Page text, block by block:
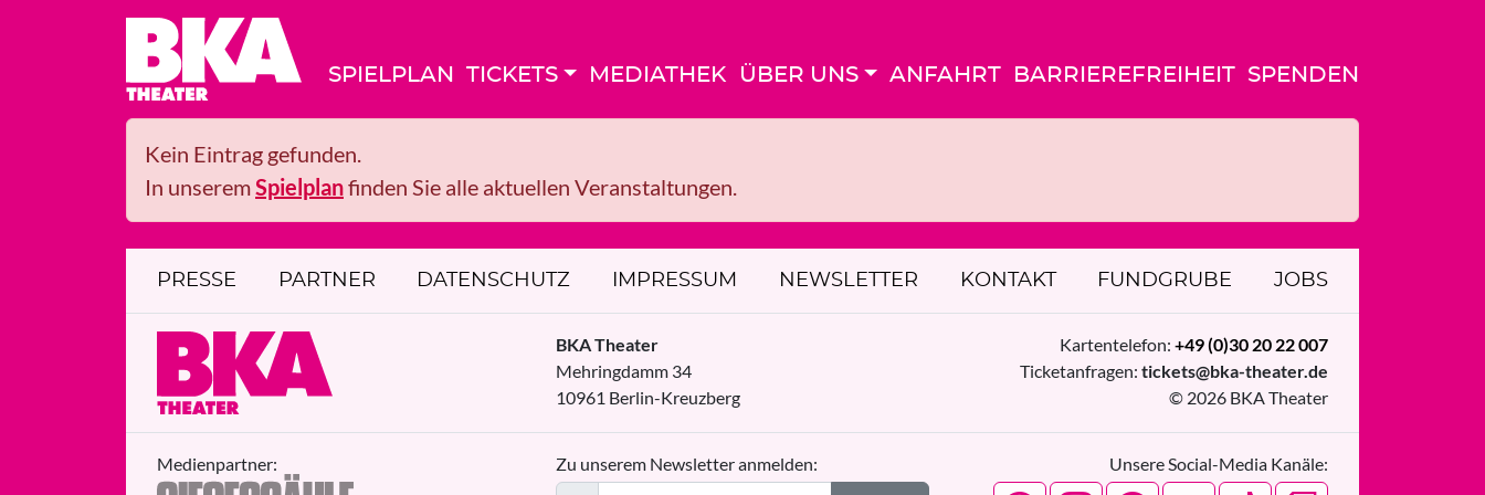
SPIELPLAN TICKETS MEDIATHEK ÜBER UNS ANFAHRT BARRIEREFREIHEIT SPENDEN
Kein Eintrag gefunden.
In unseremSpielplanfinden Sie alle aktuellen Veranstaltungen.
PRESSE PARTNER DATENSCHUTZ IMPRESSUM NEWSLETTER KONTAKT FUNDGRUBE JOBS
BKA Theater
Mehringdamm 34
10961 Berlin-Kreuzberg
Kartentelefon: +49 (0)30 20 22 007
Ticketanfragen: tickets@bka-theater.de
© 2026 BKA Theater
Unsere Social-Media Kanäle:
Zu unserem Newsletter anmelden:
Medienpartner: